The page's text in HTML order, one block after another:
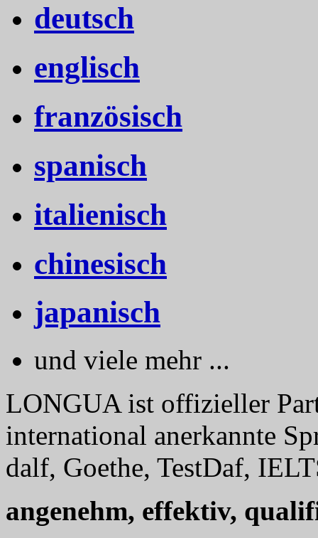
deutsch
englisch
französisch
spanisch
italienisch
chinesisch
japanisch
und viele mehr ...
LONGUA ist offizieller
international anerkannte
dalf, Goethe, TestDaf,
angenehm, effektiv,